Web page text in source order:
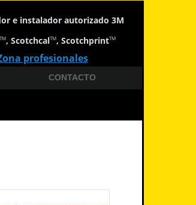
e instalador autorizado 3M
TM, ScotchcalTM, ScotchprintTM
profesionales
CONTACTO